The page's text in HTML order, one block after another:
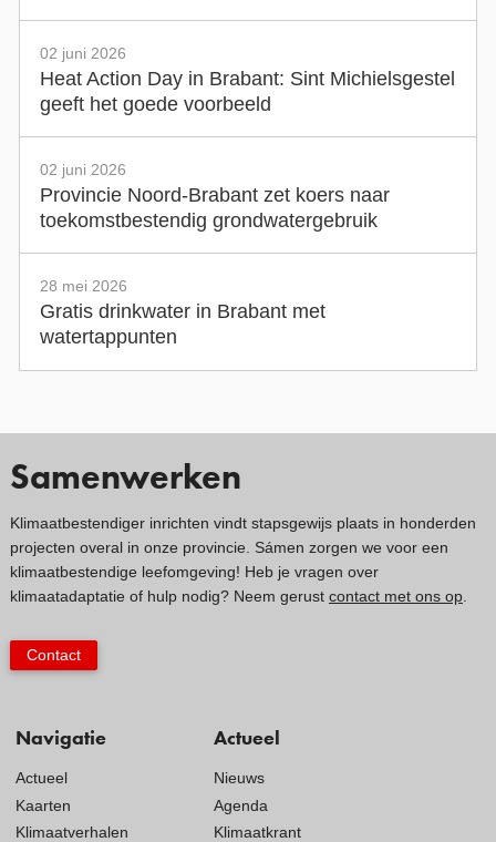
02 juni 2026
Heat Action Day in Brabant: Sint Michielsgestel
geeft het goede voorbeeld
02 juni 2026
Provincie Noord-Brabant zet koers naar
toekomstbestendig grondwatergebruik
28 mei 2026
Gratis drinkwater in Brabant met
watertappunten
Navigatie
Actueel
Kaarten
Klimaatverhalen
Actueel
Nieuws
Agenda
Klimaatkrant
Samenwerken
Klimaatbestendiger inrichten vindt stapsgewijs plaats in honderden
projecten overal in onze provincie. Sámen zorgen we voor een
klimaatbestendige leefomgeving! Heb je vragen over
klimaatadaptatie of hulp nodig? Neem gerust contact met ons op.
Contact